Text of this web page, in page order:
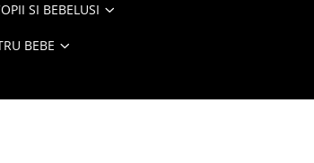
SI BEBELUSI
BEBE